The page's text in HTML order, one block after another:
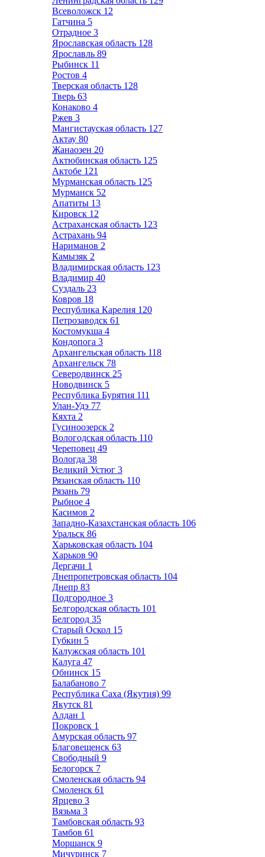
Всеволожск 12
Гатчина 5
Отрадное 3
Ярославская область 128
Ярославль 89
Рыбинск 11
Ростов 4
Тверская область 128
Тверь 63
Конаково 4
Ржев 3
Мангистауская область 127
Актау 80
Жанаозен 20
Актюбинская область 125
Актобе 121
Мурманская область 125
Мурманск 52
Апатиты 13
Кировск 12
Астраханская область 123
Астрахань 94
Нариманов 2
Камызяк 2
Владимирская область 123
Владимир 40
Суздаль 23
Ковров 18
Республика Карелия 120
Петрозаводск 61
Костомукша 4
Кондопога 3
Архангельская область 118
Архангельск 78
Северодвинск 25
Новодвинск 5
Республика Бурятия 111
Улан-Удэ 77
Кяхта 2
Гусиноозерск 2
Вологодская область 110
Череповец 49
Вологда 38
Великий Устюг 3
Рязанская область 110
Рязань 79
Рыбное 4
Касимов 2
Западно-Казахстанская область 106
Уральск 86
Харьковская область 104
Харьков 90
Дергачи 1
Днепропетровская область 104
Днепр 83
Подгородное 3
Белгородская область 101
Белгород 35
Старый Оскол 15
Губкин 5
Калужская область 101
Калуга 47
Обнинск 15
Балабаново 7
Республика Саха (Якутия) 99
Якутск 81
Алдан 1
Покровск 1
Амурская область 97
Благовещенск 63
Свободный 9
Белогорск 7
Смоленская область 94
Смоленск 61
Ярцево 3
Вязьма 3
Тамбовская область 93
Тамбов 61
Моршанск 9
Мичуринск 7